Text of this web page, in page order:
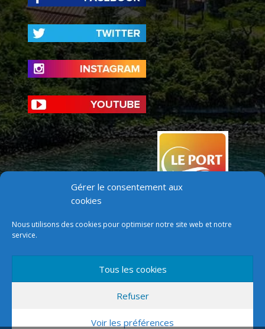
Gérer le consentement aux
cookies
Nous utilisons des cookies pour optimiser notre site web et notre
service.
Tous les cookies
Refuser
Voir les préférences